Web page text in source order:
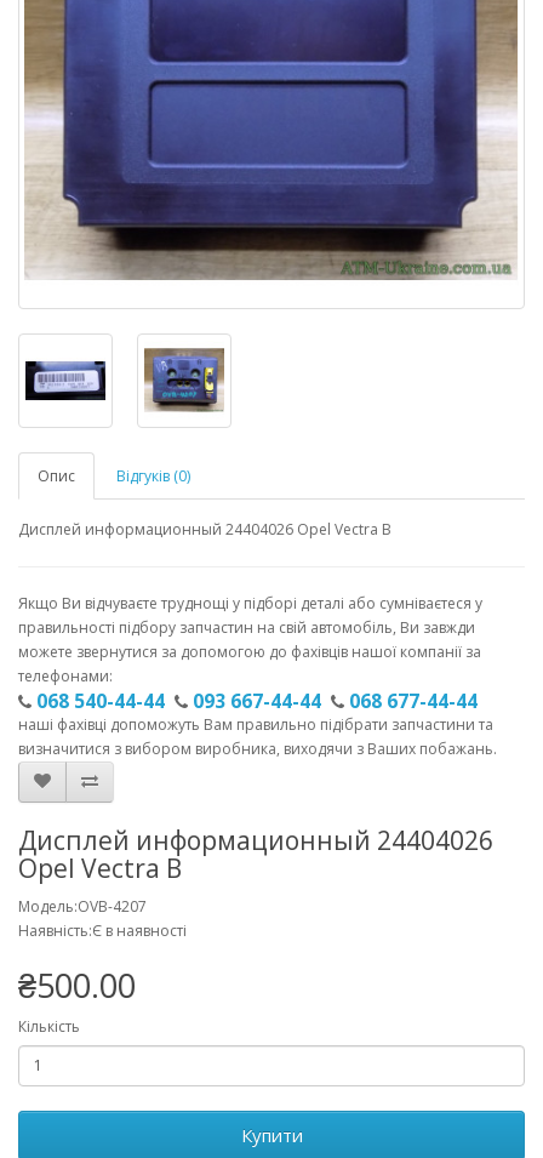
Опис Відгуків (0)
Дисплей информационный 24404026 Opel Vectra B
Якщо Ви відчуваєте труднощі у підборі деталі або сумніваєтеся у
правильності підбору запчастин на свій автомобіль, Ви завжди
можете звернутися за допомогою до фахівців нашої компанії за
телефонами:
068 540-44-44 093 667-44-44 068 677-44-44
наші фахівці допоможуть Вам правильно підібрати запчастини та
визначитися з вибором виробника, виходячи з Ваших побажань.
Дисплей информационный 24404026
Opel Vectra B
Модель:OVB-4207
Наявність:Є в наявності
₴500.00
Кількість
Купити